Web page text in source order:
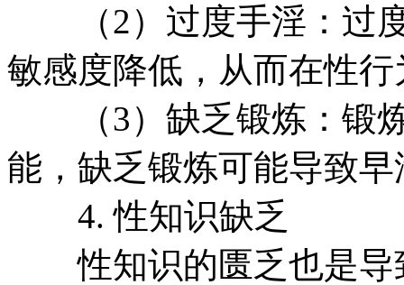
（2）过度手淫：过度
敏感度降低，从而在性
（3）缺乏锻炼：锻炼
能，缺乏锻炼可能导致早
4. 性知识缺乏
性知识的匮乏也是导